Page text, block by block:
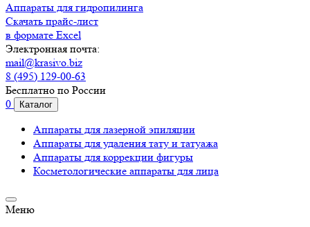
Аппараты для гидропилинга
Скачать прайс-лист
в формате Excel
Электронная почта:
mail@krasivo.biz
8 (495) 129-00-63
Бесплатно по России
0
Каталог
Аппараты для лазерной эпиляции
Аппараты для удаления тату и татуажа
Аппараты для коррекции фигуры
Косметологические аппараты для лица
Меню